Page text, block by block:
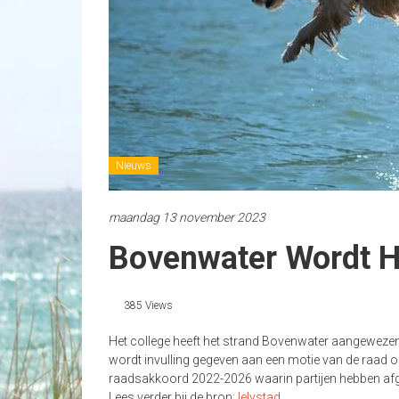
Nieuws
maandag 13 november 2023
Bovenwater Wordt
385 Views
Het college heeft het strand Bovenwater
wordt invulling gegeven aan een motie van de raad
raadsakkoord 2022-2026 waarin partijen hebben